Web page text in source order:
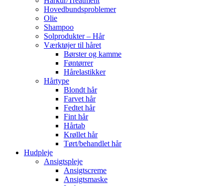
Hovedbundsproblemer
Olie
Shampoo
Solprodukter – Hår
Værktøjer til håret
Børster og kamme
Føntørrer
Hårelastikker
Hårtype
Blondt hår
Farvet hår
Fedtet hår
Fint hår
Hårtab
Krøllet hår
Tørt/behandlet hår
Hudpleje
Ansigtspleje
Ansigtscreme
Ansigtsmaske